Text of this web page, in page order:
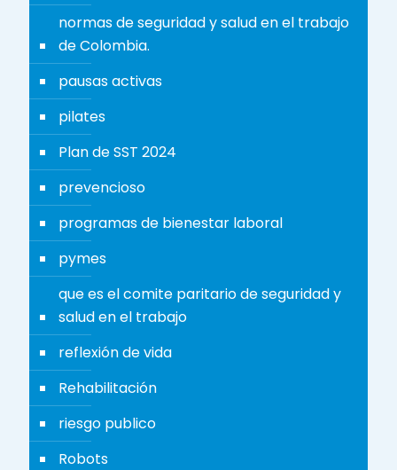
normas de seguridad y salud en el trabajo
de Colombia.
pausas activas
pilates
Plan de SST 2024
prevencioso
programas de bienestar laboral
pymes
que es el comite paritario de seguridad y
salud en el trabajo
reflexión de vida
Rehabilitación
riesgo publico
Robots